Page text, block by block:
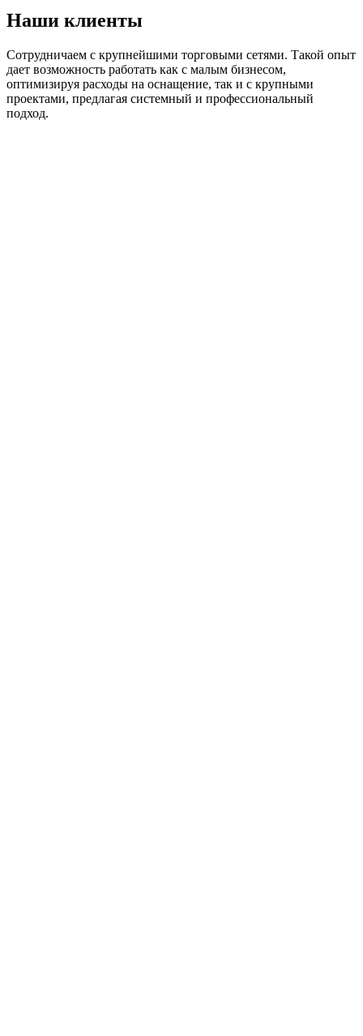
Наши клиенты
Сотрудничаем с крупнейшими торговыми сетями. Такой опыт
дает возможность работать как с малым бизнесом,
оптимизируя расходы на оснащение, так и с крупными
проектами, предлагая системный и профессиональный
подход.